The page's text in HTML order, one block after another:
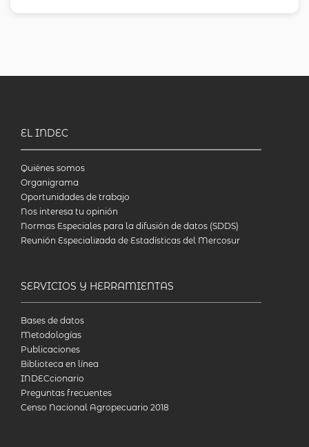
EL INDEC
Quiénes somos
Organigrama
Oportunidades de trabajo
Nos interesa tu opinión
Normas Especiales para la difusión de datos (SDDS)
Reunión Especializada de Estadísticas del Mercosur
SERVICIOS Y HERRAMIENTAS
Bases de datos
Metodologías
Publicaciones
Biblioteca en línea
INDECcionario
Preguntas frecuentes
Censo Nacional Agropecuario 2018